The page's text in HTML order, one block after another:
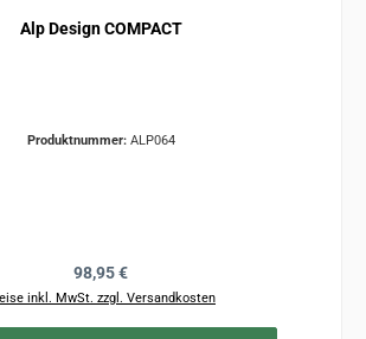
Alp Design COMPACT
Produktnummer: ALP064
Regulärer Preis:
98,95 €
inkl. MwSt. zzgl. Versandkosten